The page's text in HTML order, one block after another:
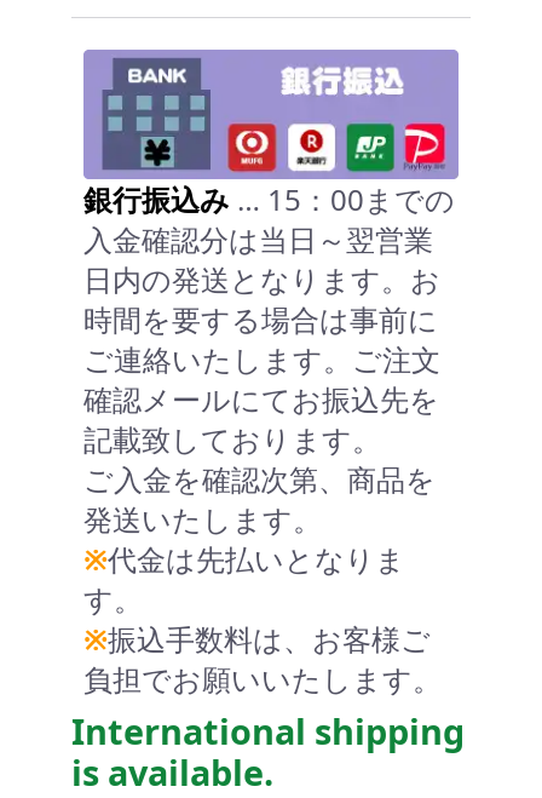
銀行振込み … 15：00までの
入金確認分は当日～翌営業
日内の発送となります。お
時間を要する場合は事前に
ご連絡いたします。ご注文
確認メールにてお振込先を
記載致しております。
ご入金を確認次第、商品を
発送いたします。
※代金は先払いとなりま
す。
※振込手数料は、お客様ご
負担でお願いいたします。
International shipping
is available.